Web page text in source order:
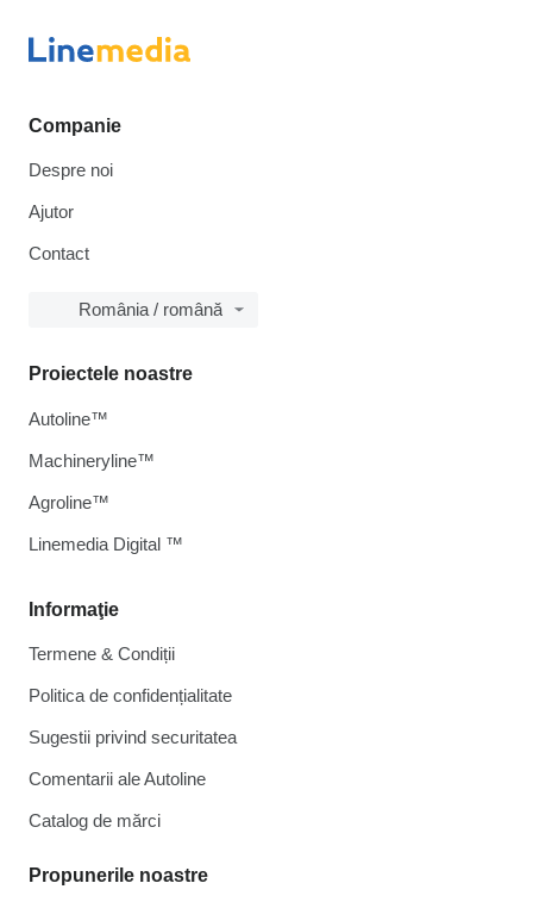
Companie
Despre noi
Ajutor
Contact
România / română
Informaţie
Termene & Condiții
Politica de confidențialitate
Sugestii privind securitatea
Comentarii ale Autoline
Catalog de mărcі
Propunerile noastre
Proiectele noastre
Autoline™
Machineryline™
Agroline™
Linemedia Digital ™